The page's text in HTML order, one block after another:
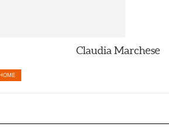
Claudia Marchese